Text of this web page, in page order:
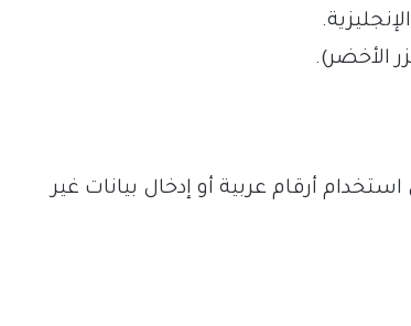
الأخضر).
أرقام عربية أو إدخال بيانات غير